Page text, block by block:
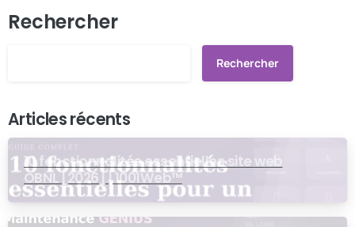
Rechercher
Rechercher
Articles récents
10 fonctionnalités essentielles site web
OBNL [2026] | 1001Web™